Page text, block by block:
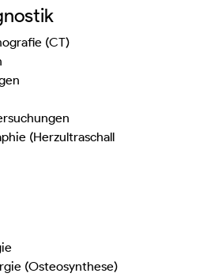
(CT)
(Herzultraschall
(Osteosynthese)